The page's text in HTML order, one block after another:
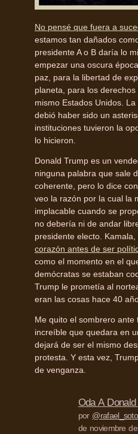
No pensé que fuera a
estamos tan dañados
presidente A o B daría lo
empezar una oscura
paz, para la libertad de
planeta, para los
mismo Estados Unidos.
debió haber sido un
instituciones tuvieron la
lo hicieron.
Donald Trump es un
ninguna palabra que sale
coherente, pero lo dice
veo la razón por la cual la
implacable cuando se
no debería ni de andar
presidente electo. Kamala,
corazón antes de ser
como el momento en el
demócratas se estaban
Trump le prometía al
eran las cosas hace 40
Me quito el sombrero
increíble que quedara en
dejará de ser el mismo
protesta. Y esta vez,
de venganza.
Oda A
por @rafael_soto_
de noviembre